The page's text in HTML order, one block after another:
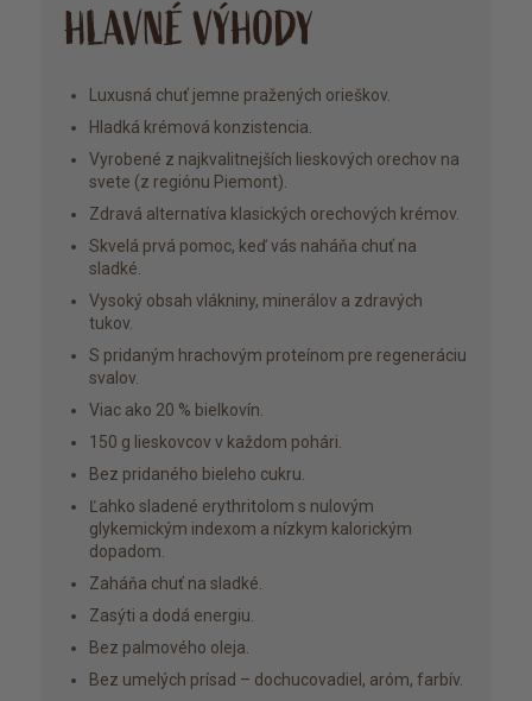
HLAVNÉ VÝHODY
Luxusná chuť jemne pražených orieškov.
Hladká krémová konzistencia.
Vyrobené z najkvalitnejších lieskových orechov na
svete (z regiónu Piemont).
Zdravá alternatíva klasických orechových krémov.
Skvelá prvá pomoc, keď vás naháňa chuť na
sladké.
Vysoký obsah vlákniny, minerálov a zdravých
tukov.
S pridaným hrachovým proteínom pre regeneráciu
svalov.
Viac ako 20 % bielkovín.
150 g lieskovcov v každom pohári.
Bez pridaného bieleho cukru.
Ľahko sladené erythritolom s nulovým
glykemickým indexom a nízkym kalorickým
dopadom.
Zaháňa chuť na sladké.
Zasýti a dodá energiu.
Bez palmového oleja.
Bez umelých prísad – dochucovadiel, aróm, farbív.